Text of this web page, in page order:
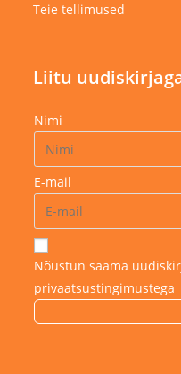
Teie tellimused
Liitu
Nimi
E-mail
Nõustun saama
privaatsustingimustega